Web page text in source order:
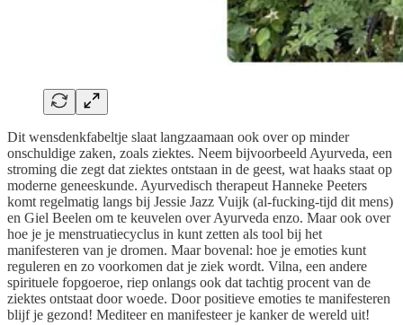
Dit wensdenkfabeltje slaat langzaamaan ook over op minder
onschuldige zaken, zoals ziektes. Neem bijvoorbeeld Ayurveda, een
stroming die zegt dat ziektes ontstaan in de geest, wat haaks staat op
moderne geneeskunde. Ayurvedisch therapeut Hanneke Peeters
komt regelmatig langs bij Jessie Jazz Vuijk (al-fucking-tijd dit mens)
en Giel Beelen om te keuvelen over Ayurveda enzo. Maar ook over
hoe je je menstruatiecyclus in kunt zetten als tool bij het
manifesteren van je dromen. Maar bovenal: hoe je emoties kunt
reguleren en zo voorkomen dat je ziek wordt. Vilna, een andere
spirituele fopgoeroe, riep onlangs ook dat tachtig procent van de
ziektes ontstaat door woede. Door positieve emoties te manifesteren
blijf je gezond! Mediteer en manifesteer je kanker de wereld uit!